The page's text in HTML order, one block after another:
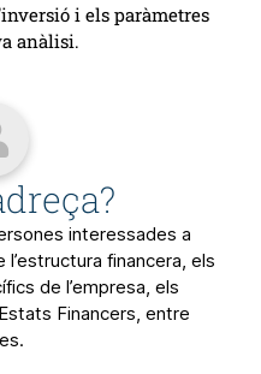
i els paràmetres
anàlisi.
interessades a
financera, els
de l’empresa, els
Financers, entre